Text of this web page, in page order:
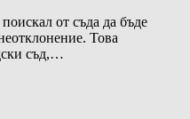
от съда да бъде
Това
съд,…